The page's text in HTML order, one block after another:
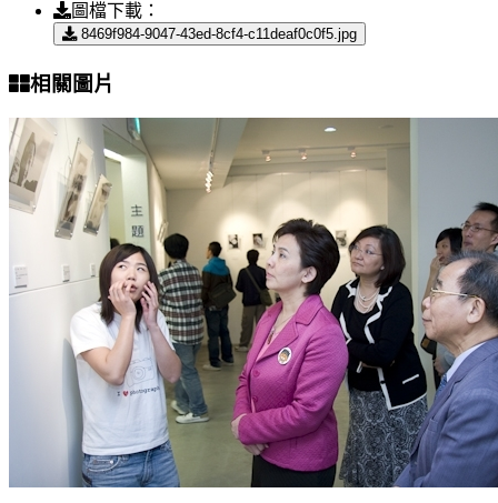
圖檔下載：
8469f984-9047-43ed-8cf4-c11deaf0c0f5.jpg
相關圖片